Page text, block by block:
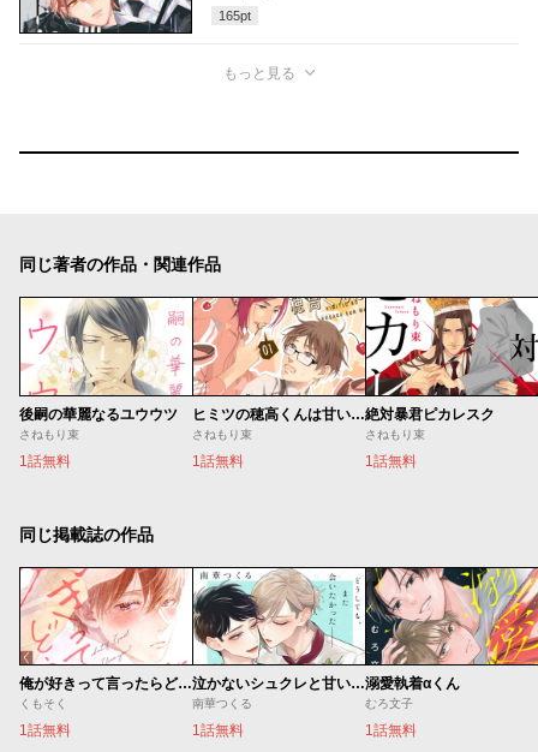
165pt
もっと見る
同じ著者の作品・関連作品
後嗣の華麗なるユウウツ
さねもり束
1話無料
ヒミツの穂高くんは甘い匂いがする
さねもり束
1話無料
絶対暴君ピカレスク
さねもり束
1話無料
同じ掲載誌の作品
俺が好きって言ったらどうする？
くもそく
1話無料
泣かないシュクレと甘いキス
南華つくる
1話無料
溺愛執着αくん
むろ文子
1話無料